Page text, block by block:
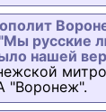
русские
нашей
"Воронеж".